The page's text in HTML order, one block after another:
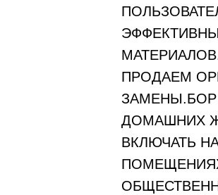
ПРОДАЕМ
ДОМАШНИХ
ВКЛЮЧАТЬ